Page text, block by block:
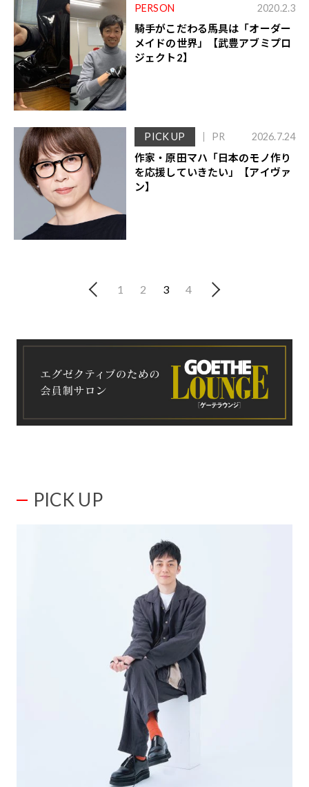
PERSON 2020.2.3
騎手がこだわる馬具は「オーダー
メイドの世界」【武豊アブミプロ
ジェクト2】
PICK UP PR 2026.7.24
作家・原田マハ「日本のモノ作り
を応援していきたい」【アイヴァ
ン】
1 2 3 4
PICK UP